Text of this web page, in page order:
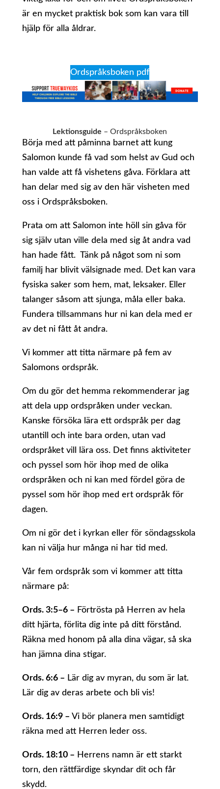
är en mycket praktisk bok som kan vara till
hjälp för alla åldrar.
Ordspråksboken pdf
Lektionsguide – Ordspråksboken
Börja med att påminna barnet att kung
Salomon kunde få vad som helst av Gud och
han valde att få vishetens gåva. Förklara att
han delar med sig av den här visheten med
oss i Ordspråksboken.
Prata om att Salomon inte höll sin gåva för
sig själv utan ville dela med sig åt andra vad
han hade fått. Tänk på något som ni som
familj har blivit välsignade med. Det kan vara
fysiska saker som hem, mat, leksaker. Eller
talanger såsom att sjunga, måla eller baka.
Fundera tillsammans hur ni kan dela med er
av det ni fått åt andra.
Vi kommer att titta närmare på fem av
Salomons ordspråk.
Om du gör det hemma rekommenderar jag
att dela upp ordspråken under veckan.
Kanske försöka lära ett ordspråk per dag
utantill och inte bara orden, utan vad
ordspråket vill lära oss. Det finns aktiviteter
och pyssel som hör ihop med de olika
ordspråken och ni kan med fördel göra de
pyssel som hör ihop med ert ordspråk för
dagen.
Om ni gör det i kyrkan eller för söndagsskola
kan ni välja hur många ni har tid med.
Vår fem ordspråk som vi kommer att titta
närmare på:
Ords. 3:5–6 – Förtrösta på Herren av hela
ditt hjärta, förlita dig inte på ditt förstånd.
Räkna med honom på alla dina vägar, så ska
han jämna dina stigar.
Ords. 6:6 – Lär dig av myran, du som är lat.
Lär dig av deras arbete och bli vis!
Ords. 16:9 – Vi bör planera men samtidigt
räkna med att Herren leder oss.
Ords. 18:10 – Herrens namn är ett starkt
torn, den rättfärdige skyndar dit och får
skydd.